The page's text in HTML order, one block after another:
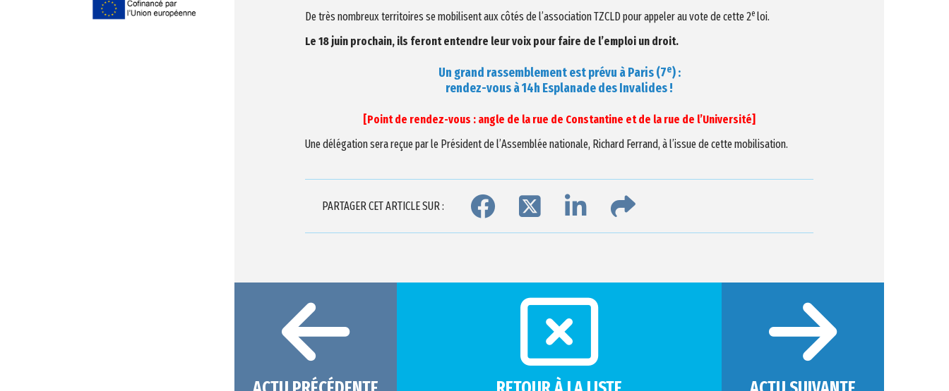
De très nombreux territoires se mobilisent aux côtés de l’association TZCLD pour appeler au vote de cette 2e loi.
Le 18 juin prochain, ils feront entendre leur voix pour faire de l’emploi un droit.
Un grand rassemblement est prévu à Paris (7e) :
rendez-vous à 14h Esplanade des Invalides !
[Point de rendez-vous : angle de la rue de Constantine et de la rue de l’Université]
Une délégation sera reçue par le Président de l’Assemblée nationale, Richard Ferrand, à l’issue de cette mobilisation.
PARTAGER CET ARTICLE SUR :